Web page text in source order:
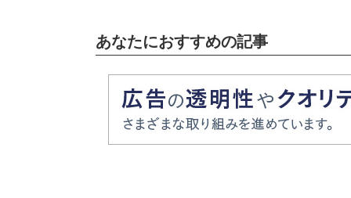
あなたにおすすめの記事